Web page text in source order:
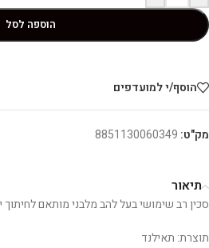
הוספה לסל
הוסף/י למועדפים
מק"ט: 8851130060349
תיאור
סכין רב שימושי בעל להב מלבני מותאם לחיתוך יום-יומי |
תוצרת: תאילנד